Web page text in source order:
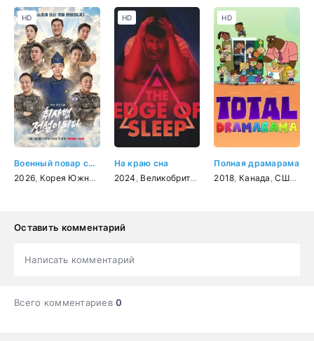
Военный повар становится легендой
2026 Корея Южная комедия ,фантастика
HD
На краю сна
2024 Великобритания ,США ,Канада ,триллер
HD
Полная драмарама
2018 Канада ,США ,
HD
Оставить комментарий
Написать комментарий
Всего комментариев0